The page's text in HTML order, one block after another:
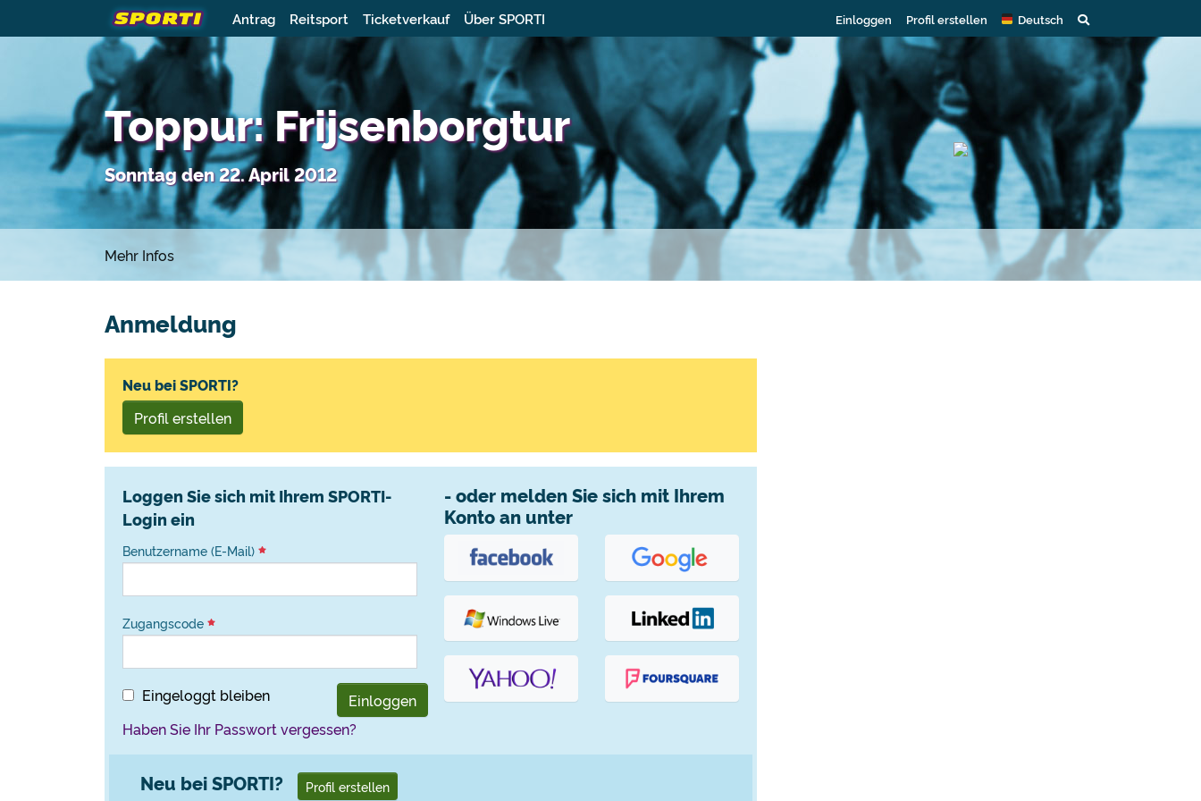
Antrag Reitsport Ticketverkauf Über SPORTI Einloggen Profil erstellen Deutsch
Toppur: Frijsenborgtur
Sonntag den 22. April 2012
Mehr Infos
Anmeldung
Neu bei SPORTI?
Profil erstellen
Loggen Sie sich mit Ihrem SPORTI-
Login ein
Benutzername (E-Mail)
Zugangscode
Eingeloggt bleiben
Einloggen
Haben Sie Ihr Passwort vergessen?
- oder melden Sie sich mit Ihrem
Konto an unter
Neu bei SPORTI? Profil erstellen